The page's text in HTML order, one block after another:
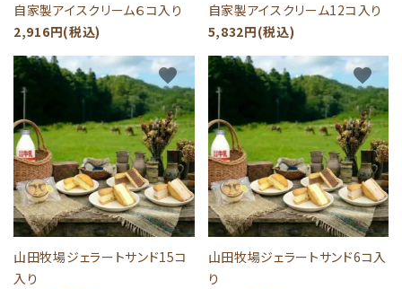
自家製アイスクリーム６コ入り
2,916円(税込)
自家製アイスクリーム12コ入り
5,832円(税込)
山田牧場ジェラートサンド15コ
入り
favorite
山田牧場ジェラートサンド6コ入
り
favorite